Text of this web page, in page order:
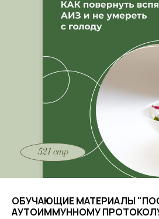
ОБУЧАЮЩИЕ МАТЕРИАЛЫ
АУТОИММУННОМУ